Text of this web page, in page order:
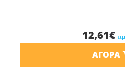
12,61€
ΑΓΟΡΆ